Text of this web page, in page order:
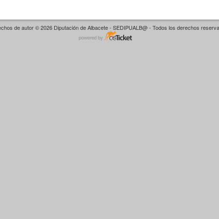
de autor © 2026 Diputación de Albacete - SEDIPUALB@ - Todos los derechos